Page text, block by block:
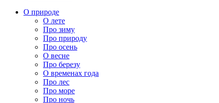
О природе
О лете
Про зиму
Про природу
Про осень
О весне
Про березу
О временах года
Про лес
Про море
Про ночь